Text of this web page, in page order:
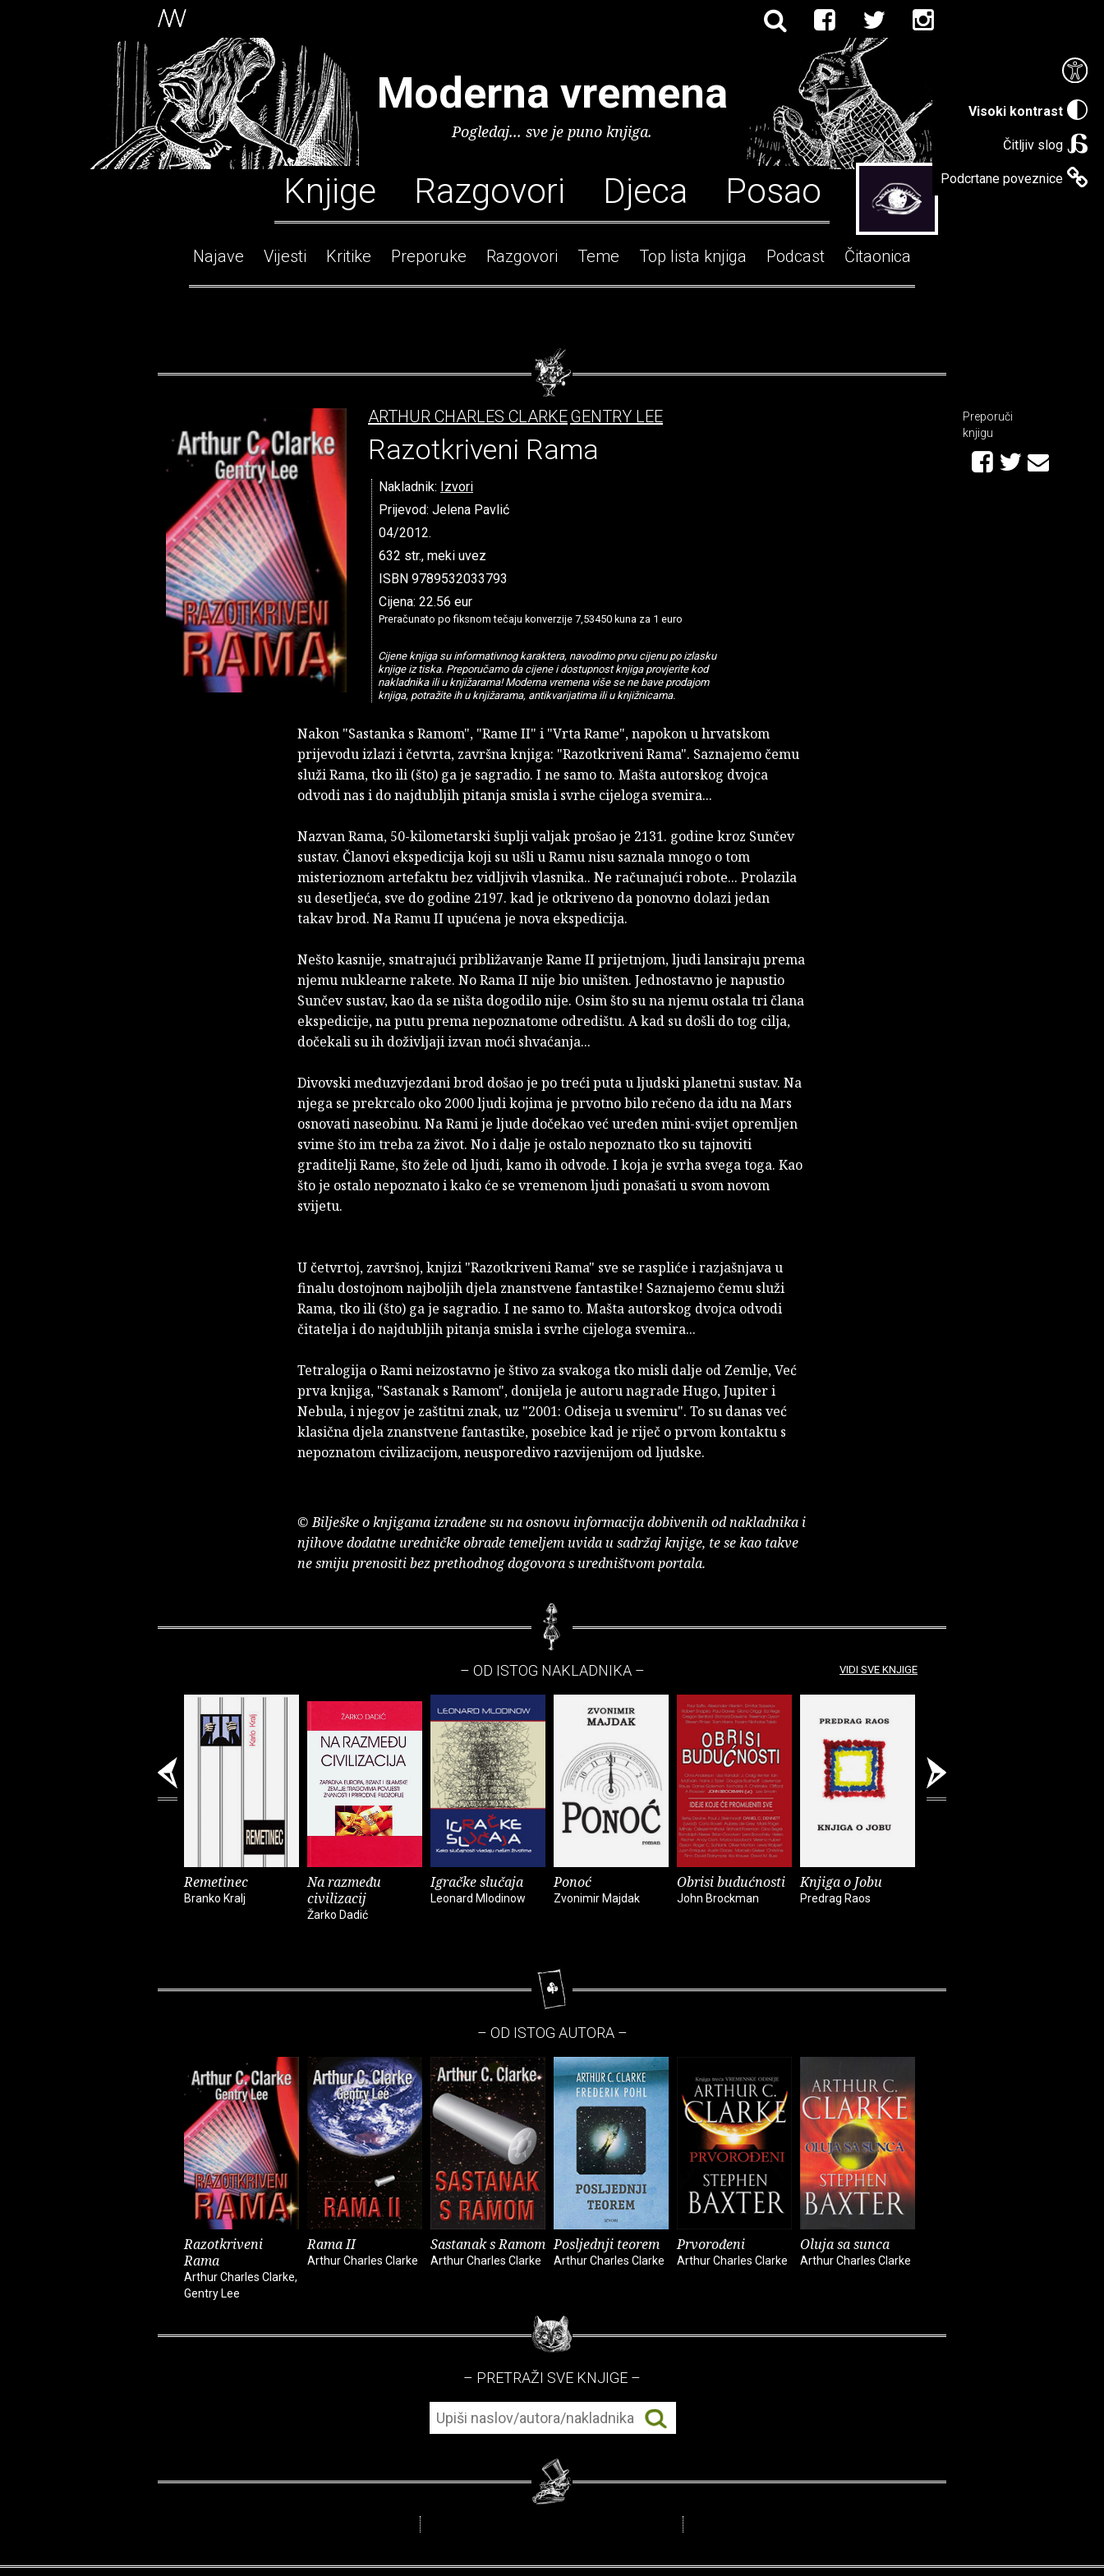
Visoki kontrast
Čitljiv slog
Podcrtane poveznice
Moderna vremena
Pogledaj... sve je puno knjiga.
Knjige Razgovori Djeca Posao
Najave Vijesti Kritike Preporuke Razgovori Teme Top lista knjiga Podcast Čitaonica
ARTHUR CHARLES CLARKEGENTRY LEE
Razotkriveni Rama
Nakladnik: Izvori
Prijevod: Jelena Pavlić
04/2012.
632 str., meki uvez
ISBN 9789532033793
Cijena: 22.56 eur
Preračunato po fiksnom tečaju konverzije 7,53450 kuna za 1 euro
Cijene knjiga su informativnog karaktera, navodimo prvu cijenu po izlasku
knjige iz tiska. Preporučamo da cijene i dostupnost knjiga provjerite kod
nakladnika ili u knjižarama! Moderna vremena više se ne bave prodajom
knjiga, potražite ih u knjižarama, antikvarijatima ili u knjižnicama.
Nakon "Sastanka s Ramom", "Rame II" i "Vrta Rame", napokon u hrvatskom
prijevodu izlazi i četvrta, završna knjiga: "Razotkriveni Rama". Saznajemo čemu
služi Rama, tko ili (što) ga je sagradio. I ne samo to. Mašta autorskog dvojca
odvodi nas i do najdubljih pitanja smisla i svrhe cijeloga svemira...
Nazvan Rama, 50-kilometarski šuplji valjak prošao je 2131. godine kroz Sunčev
sustav. Članovi ekspedicija koji su ušli u Ramu nisu saznala mnogo o tom
misterioznom artefaktu bez vidljivih vlasnika.. Ne računajući robote... Prolazila
su desetljeća, sve do godine 2197. kad je otkriveno da ponovno dolazi jedan
takav brod. Na Ramu II upućena je nova ekspedicija.
Nešto kasnije, smatrajući približavanje Rame II prijetnjom, ljudi lansiraju prema
njemu nuklearne rakete. No Rama II nije bio uništen. Jednostavno je napustio
Sunčev sustav, kao da se ništa dogodilo nije. Osim što su na njemu ostala tri člana
ekspedicije, na putu prema nepoznatome odredištu. A kad su došli do tog cilja,
dočekali su ih doživljaji izvan moći shvaćanja...
Divovski međuzvjezdani brod došao je po treći puta u ljudski planetni sustav. Na
njega se prekrcalo oko 2000 ljudi kojima je prvotno bilo rečeno da idu na Mars
osnovati naseobinu. Na Rami je ljude dočekao već uređen mini-svijet opremljen
svime što im treba za život. No i dalje je ostalo nepoznato tko su tajnoviti
graditelji Rame, što žele od ljudi, kamo ih odvode. I koja je svrha svega toga. Kao
što je ostalo nepoznato i kako će se vremenom ljudi ponašati u svom novom
svijetu.
U četvrtoj, završnoj, knjizi "Razotkriveni Rama" sve se raspliće i razjašnjava u
finalu dostojnom najboljih djela znanstvene fantastike! Saznajemo čemu služi
Rama, tko ili (što) ga je sagradio. I ne samo to. Mašta autorskog dvojca odvodi
čitatelja i do najdubljih pitanja smisla i svrhe cijeloga svemira...
Tetralogija o Rami neizostavno je štivo za svakoga tko misli dalje od Zemlje, Već
prva knjiga, "Sastanak s Ramom", donijela je autoru nagrade Hugo, Jupiter i
Nebula, i njegov je zaštitni znak, uz "2001: Odiseja u svemiru". To su danas već
klasična djela znanstvene fantastike, posebice kad je riječ o prvom kontaktu s
nepoznatom civilizacijom, neusporedivo razvijenijom od ljudske.
© Bilješke o knjigama izrađene su na osnovu informacija dobivenih od nakladnika i
njihove dodatne uredničke obrade temeljem uvida u sadržaj knjige, te se kao takve
ne smiju prenositi bez prethodnog dogovora s uredništvom portala.
Preporuči
knjigu
– OD ISTOG NAKLADNIKA –
Remetinec
Branko Kralj
Na razmeđu
civilizacij
Žarko Dadić
Igračke slučaja
Leonard Mlodinow
Ponoć
Zvonimir Majdak
Obrisi budućnosti
John Brockman
Knjiga o Jobu
Predrag Raos
VIDI SVE KNJIGE
– OD ISTOG AUTORA –
Razotkriveni
Rama
Arthur Charles Clarke,
Gentry Lee
Rama II
Arthur Charles Clarke
Sastanak s Ramom
Arthur Charles Clarke
Posljednji teorem
Arthur Charles Clarke
Prvorođeni
Arthur Charles Clarke
Oluja sa sunca
Arthur Charles Clarke
– PRETRAŽI SVE KNJIGE –